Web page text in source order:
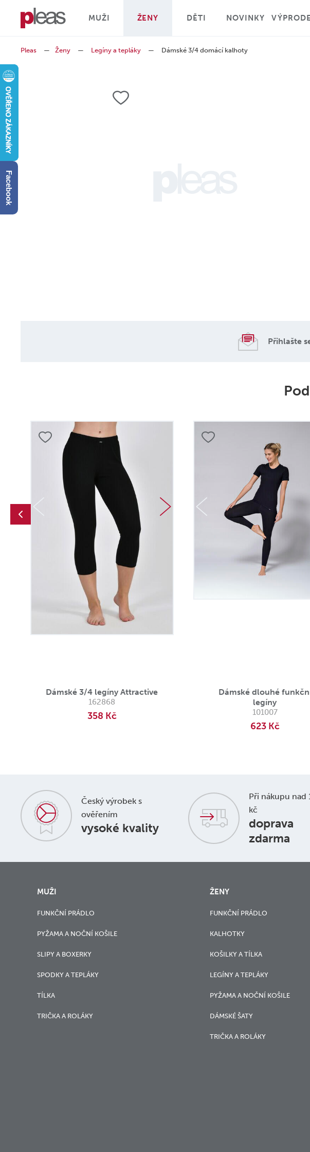
MUŽI ŽENY DĚTI NOVINKY
Pleas — Ženy — Legíny a tepláky — Dámské 3/4 domácí kalhoty
Přihlašte
Dámské 3/4 legíny Attractive
162868
358 Kč
Dámské dlouhé
legíny
101007
623 Kč
Český výrobek s
ověřením
vysoké kvality
Při nákupu nad
kč
doprava
zdarma
MUŽI
FUNKČNÍ PRÁDLO
PYŽAMA A NOČNÍ KOŠILE
SLIPY A BOXERKY
SPODKY A TEPLÁKY
TÍLKA
TRIČKA A ROLÁKY
ŽENY
FUNKČNÍ PRÁDLO
KALHOTKY
KOŠILKY A TÍLKA
LEGÍNY A TEPLÁKY
PYŽAMA A NOČNÍ KOŠILE
DÁMSKÉ ŠATY
TRIČKA A ROLÁKY
Facebook